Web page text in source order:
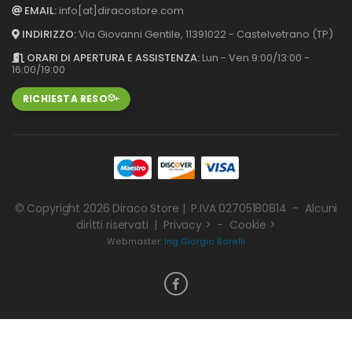
EMAIL: info[at]diracostore.com
INDIRIZZO:Via Giovanni Gentile, 11391022 - Castelvetrano (TP)
ORARI DI APERTURA E ASSISTENZA: Lun - Ven 9:00/13:00 -
16:00/19:00
RICHIESTA RESO
© Copyright 2026 Diraco Store | P.IVA 02705180814 - Alcuni
diritti riservati | Privacy > - Cookie >
Webmaster: Ing Giorgio Borelli